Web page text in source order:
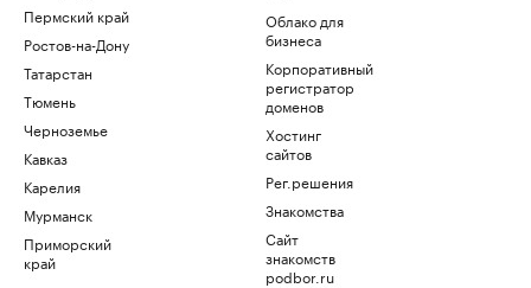
Пермский край
Ростов-на-Дону
Татарстан
Тюмень
Черноземье
Кавказ
Карелия
Мурманск
Приморский
край
Облако для
бизнеса
Корпоративный
регистратор
доменов
Хостинг
сайтов
Рег.решения
Знакомства
Сайт
знакомств
podbor.ru